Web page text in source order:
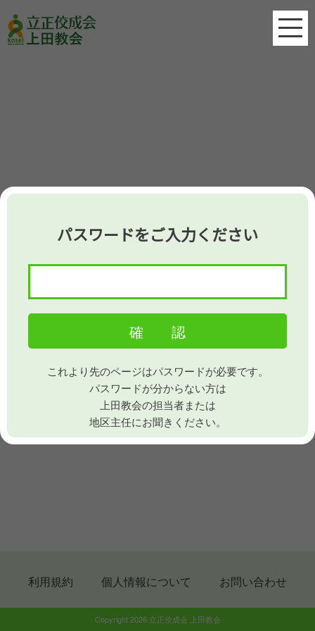
パスワードをご入力ください
これより先のページはパスワードが必要です。
パスワードが分からない方は
上田教会の担当者または
地区主任にお聞きください。
利用規約 個人情報について お問い合わせ
Copyright 2026 立正佼成会 上田教会